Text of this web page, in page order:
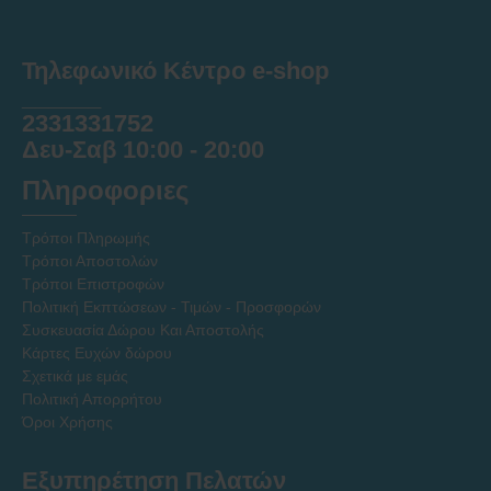
Τηλεφωνικό Κέντρο e-shop
2331331752
Δευ-Σαβ 10:00 - 20:00
Πληροφοριες
Τρόποι Πληρωμής
Τρόποι Αποστολών
Τρόποι Επιστροφών
Πολιτική Εκπτώσεων - Τιμών - Προσφορών
Συσκευασία Δώρου Και Αποστολής
Κάρτες Ευχών δώρου
Σχετικά με εμάς
Πολιτική Απορρήτου
Όροι Χρήσης
Εξυπηρέτηση Πελατών